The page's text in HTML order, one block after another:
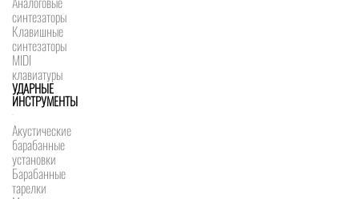
синтезаторы
Клавишные
синтезаторы
MIDI
клавиатуры
УДАРНЫЕ
ИНСТРУМЕНТЫ
Акустические
барабанные
установки
Барабанные
тарелки